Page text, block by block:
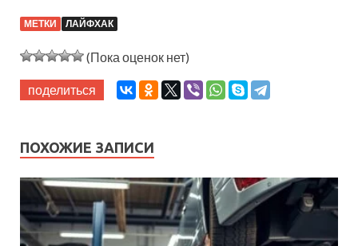
МЕТКИ ЛАЙФХАК
(Пока оценок нет)
поделиться
ПОХОЖИЕ ЗАПИСИ